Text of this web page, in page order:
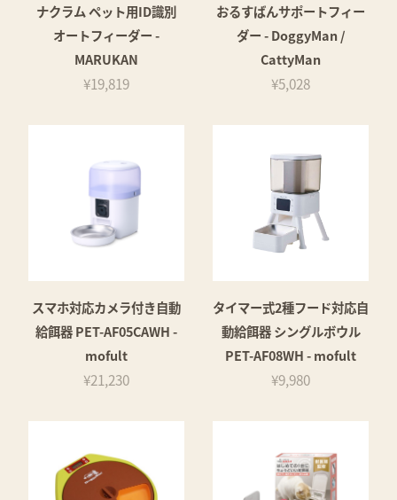
ナクラム ペット用ID識別
オートフィーダー -
MARUKAN
¥19,819
おるすばんサポートフィー
ダー - DoggyMan /
CattyMan
¥5,028
スマホ対応カメラ付き自動
給餌器 PET-AF05CAWH -
mofult
¥21,230
タイマー式2種フード対応自
動給餌器 シングルボウル
PET-AF08WH - mofult
¥9,980